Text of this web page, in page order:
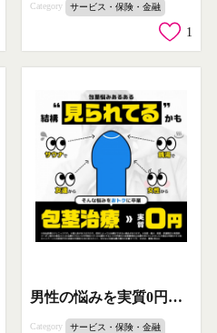
Category サービス・保険・金融
1
男性の悩みを実質0円で解決する包茎治療
Category サービス・保険・金融